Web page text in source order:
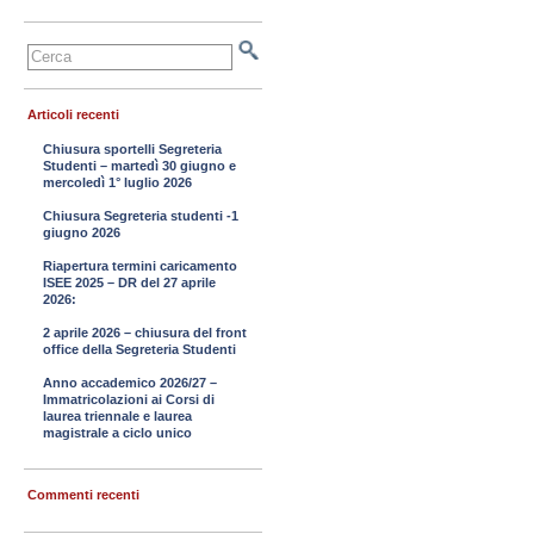
Articoli recenti
Chiusura sportelli Segreteria
Studenti – martedì 30 giugno e
mercoledì 1° luglio 2026
Chiusura Segreteria studenti -1
giugno 2026
Riapertura termini caricamento
ISEE 2025 – DR del 27 aprile
2026:
2 aprile 2026 – chiusura del front
office della Segreteria Studenti
Anno accademico 2026/27 –
Immatricolazioni ai Corsi di
laurea triennale e laurea
magistrale a ciclo unico
Commenti recenti